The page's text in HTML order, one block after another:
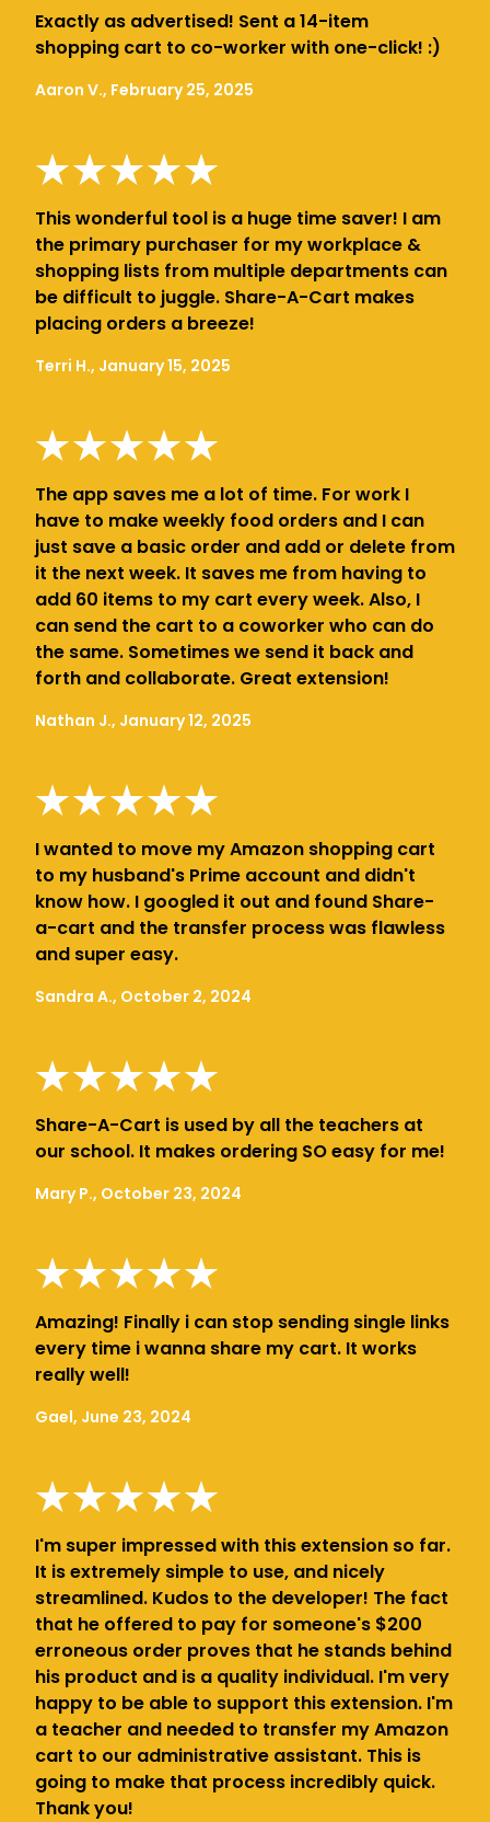
Exactly as advertised! Sent a 14-item
shopping cart to co-worker with one-click! :)
Aaron V., February 25, 2025
This wonderful tool is a huge time saver! I am
the primary purchaser for my workplace &
shopping lists from multiple departments can
be difficult to juggle. Share-A-Cart makes
placing orders a breeze!
Terri H., January 15, 2025
The app saves me a lot of time. For work I
have to make weekly food orders and I can
just save a basic order and add or delete from
it the next week. It saves me from having to
add 60 items to my cart every week. Also, I
can send the cart to a coworker who can do
the same. Sometimes we send it back and
forth and collaborate. Great extension!
Nathan J., January 12, 2025
I wanted to move my Amazon shopping cart
to my husband's Prime account and didn't
know how. I googled it out and found Share-
a-cart and the transfer process was flawless
and super easy.
Sandra A., October 2, 2024
Share-A-Cart is used by all the teachers at
our school. It makes ordering SO easy for me!
Mary P., October 23, 2024
Amazing! Finally i can stop sending single links
every time i wanna share my cart. It works
really well!
Gael, June 23, 2024
I'm super impressed with this extension so far.
It is extremely simple to use, and nicely
streamlined. Kudos to the developer! The fact
that he offered to pay for someone's $200
erroneous order proves that he stands behind
his product and is a quality individual. I'm very
happy to be able to support this extension. I'm
a teacher and needed to transfer my Amazon
cart to our administrative assistant. This is
going to make that process incredibly quick.
Thank you!